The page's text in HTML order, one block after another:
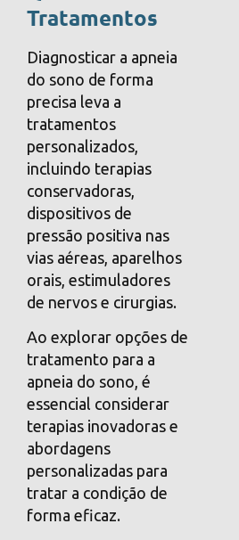
Tratamentos
Diagnosticar a apneia
do sono de forma
precisa leva a
tratamentos
personalizados,
incluindo terapias
conservadoras,
dispositivos de
pressão positiva nas
vias aéreas, aparelhos
orais, estimuladores
de nervos e cirurgias.
Ao explorar opções de
tratamento para a
apneia do sono, é
essencial considerar
terapias inovadoras e
abordagens
personalizadas para
tratar a condição de
forma eficaz.